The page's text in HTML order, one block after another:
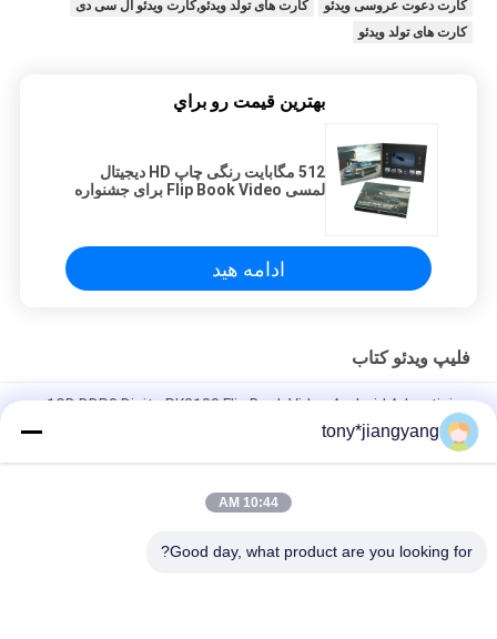
کارت دعوت عروسی ویدئو
کارت های تولد ویدئو,کارت ویدئو ال سی دی
کارت های تولد ویدئو
بهترين قيمت رو براي
512 مگابایت رنگی چاپ HD دیجیتال
لمسی Flip Book Video برای جشنواره
ادامه هید
فلیپ ویدئو کتاب
1GB DDR3 Digita RK3188 Flip Book Video Android Advertising
Player
ROM 12 اینچی آندروید 4.2 8 گیگابایتی ROM Flip Book Video LCD
tony*jiangyang
10:44 AM
Good day, what product are you looking for?